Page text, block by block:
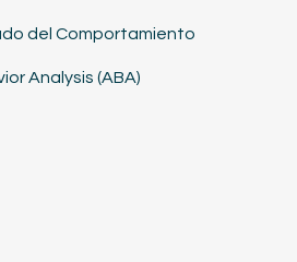
del Comportamiento
Analysis (ABA)